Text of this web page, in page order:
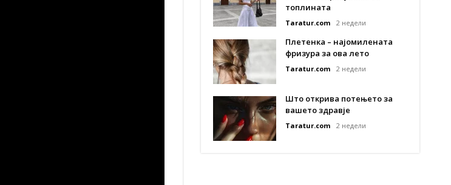
топлината
Taratur.com 2 недели
Плетенка – најомилената
фризура за ова лето
Taratur.com 2 недели
Што открива потењето за
вашето здравје
Taratur.com 2 недели